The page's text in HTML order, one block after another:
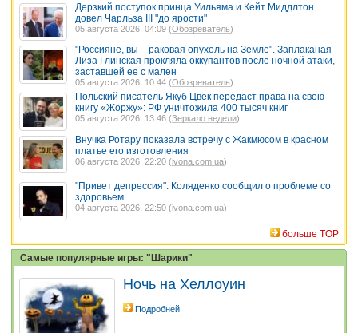
Дерзкий поступок принца Уильяма и Кейт Миддлтон
довел Чарльза III "до ярости"
05 августа 2026, 04:09 (Обозреватель)
"Россияне, вы – раковая опухоль на Земле". Заплаканая
Лиза Глинская прокляла оккупантов после ночной атаки,
заставшей ее с мален
05 августа 2026, 10:44 (Обозреватель)
Польский писатель Якуб Цвек передаст права на свою
книгу «Жоржу»: РФ уничтожила 400 тысяч книг
05 августа 2026, 13:46 (Зеркало недели)
Внучка Ротару показала встречу с Жакмюсом в красном
платье его изготовления
06 августа 2026, 22:20 (ivona.com.ua)
"Привет депрессия": Коляденко сообщил о проблеме со
здоровьем
04 августа 2026, 22:50 (ivona.com.ua)
больше TOP
Самые популярные игры: "Шарики"
Ночь на Хеллоуин
Подробней